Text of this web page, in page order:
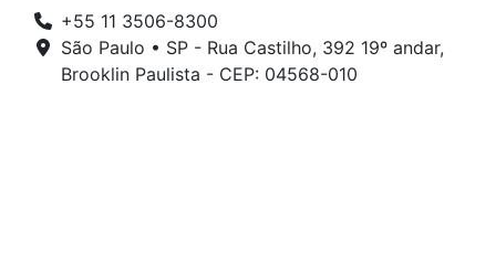
+55 11 3506-8300
São Paulo • SP - Rua Castilho, 392 19º andar,
Brooklin Paulista - CEP: 04568-010